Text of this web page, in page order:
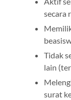
secara
Tidak
lain
surat